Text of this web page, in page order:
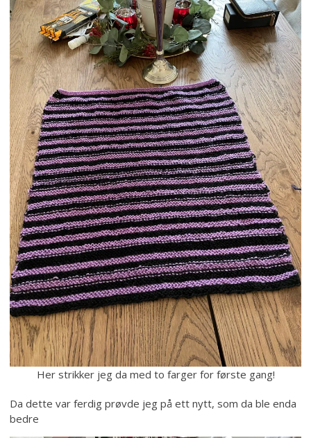
Her strikker jeg da med to farger for første gang!
Da dette var ferdig prøvde jeg på ett nytt, som da ble enda
bedre